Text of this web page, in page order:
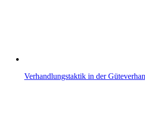
Verhandlungstaktik in der